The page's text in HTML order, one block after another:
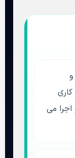
کاری
اجرا می